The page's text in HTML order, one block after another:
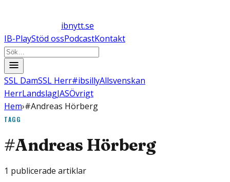
ibnytt.se
IB-PlayStöd ossPodcastKontakt
SSL DamSSL Herr#ibsillyAllsvenskan
HerrLandslagJASÖvrigt
Hem›#Andreas Hörberg
TAGG
#Andreas Hörberg
1 publicerade artiklar